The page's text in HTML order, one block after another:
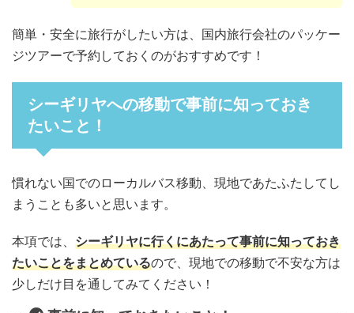
簡単・安全に旅行がしたい方は、国内旅行会社のパッケー
ジツアーで予約しておくのがおすすめです！
シーギリヤへの移動で事前に知っておき
たいこと！
慣れない国でのローカルバス移動、現地であたふたしてし
まうことも多いと思います。
本項では、 シーギリヤに行くにあたって事前に知っておき
たいことをまとめているので、現地での移動で不安な方は
少しだけ目を通してみてください！